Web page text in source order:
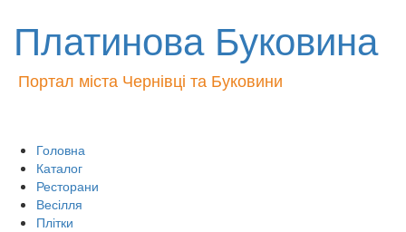
Платинова Буковина
Портал міста Чернівці та Буковини
Головна
Каталог
Ресторани
Весілля
Плітки